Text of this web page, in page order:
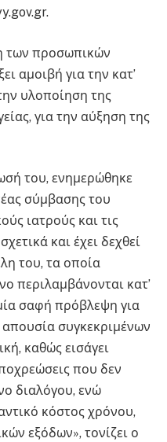
των προσωπικών
αμοιβή για την κατ’
υλοποίηση της
για την αύξηση της
του, ενημερώθηκε
σύμβασης του
ιατρούς και τις
και έχει δεχθεί
του, τα οποία
περιλαμβάνονται κατ’
σαφή πρόβλεψη για
συγκεκριμένων
καθώς εισάγει
που δεν
διαλόγου, ενώ
κόστος χρόνου,
εξόδων», τονίζει ο